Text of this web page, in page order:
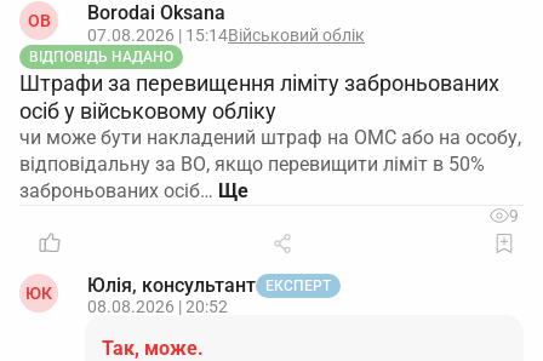
OB Borodai Oksana
07.08.2026 | 15:14Військовий облік
ВІДПОВІДЬ НАДАНО
Штрафи за перевищення ліміту заброньованих
осіб у військовому обліку
чи може бути накладений штраф на ОМС або на особу,
відповідальну за ВО, якщо перевищити ліміт в 50%
заброньованих осіб…
9
ЮК Юлія, консультант ЕКСПЕРТ
08.08.2026 | 20:52
Так, може.